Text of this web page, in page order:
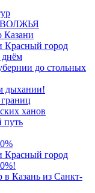
Казани
Красный город
днём
до стольных
дыхании!
ханов
путь
Красный город
Казань из Санкт-